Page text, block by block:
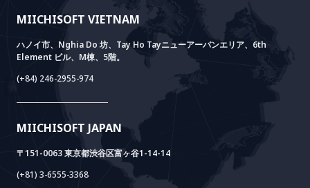
MIICHISOFT VIETNAM
ハノイ市、Nghia Do 坊、Tay Ho Tayニューアーバンエリア、6th
Element ビル、M棟、5階。
(+84) 246-2955-974
MIICHISOFT JAPAN
〒151-0063 東京都渋谷区富ヶ谷1-14-14
(+81) 3-6555-3368
価値観
ニュース
FAQ
AI PoC開発
Core Lab
System Lab
Power Lab
Cloud Lab
AI+ SOLUTIONS
AI+ Products
Meet AI+
AI+ Package
RAG Package
VIETNAM BRIDGE
BOTモデル
法人設立支援
実績
お客様の声